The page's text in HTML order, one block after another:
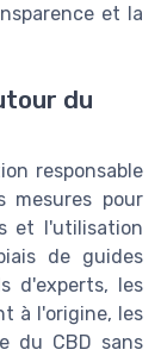
et la
du
responsable
mesures pour
et l'utilisation
de guides
d'experts, les
à l'origine, les
du CBD sans